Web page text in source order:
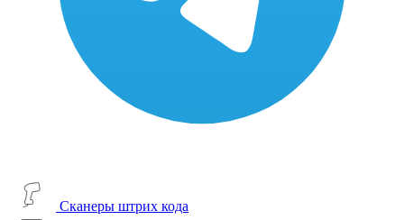
Сканеры штрих кода